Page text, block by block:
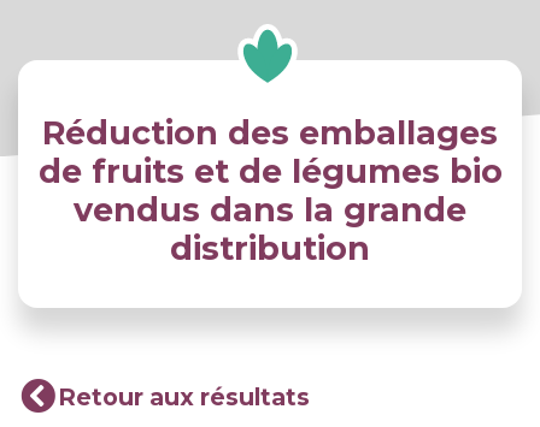
Réduction des emballages
de fruits et de légumes bio
vendus dans la grande
distribution
Retour aux résultats